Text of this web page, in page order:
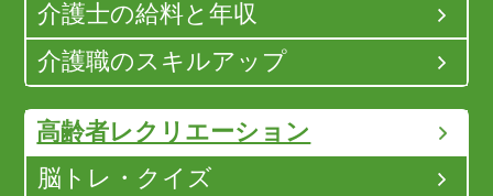
介護士の給料と年収
介護職のスキルアップ
高齢者レクリエーション
脳トレ・クイズ